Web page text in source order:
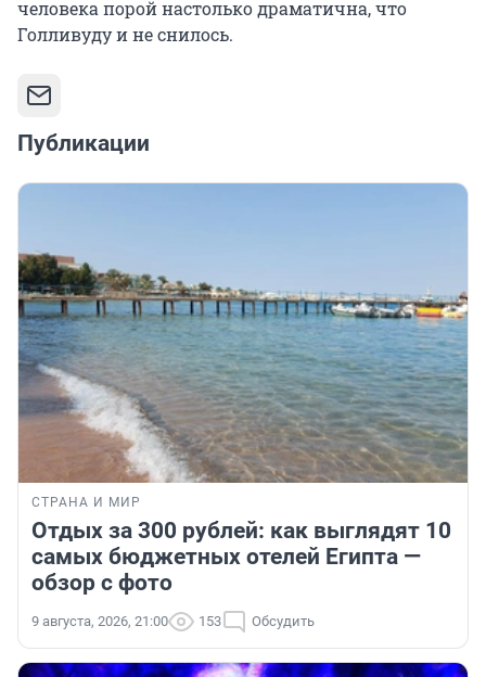
человека порой настолько драматична, что
Голливуду и не снилось.
Публикации
СТРАНА И МИР
Отдых за 300 рублей: как выглядят 10
самых бюджетных отелей Египта —
обзор с фото
9 августа, 2026, 21:00 153 Обсудить